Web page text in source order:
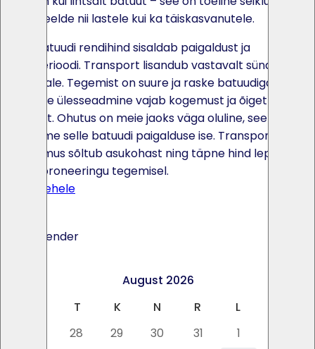
jääb meelde nii lastele kui ka täiskasvanutele.
Selle batuudi rendihind sisaldab paigaldust ja
rendiperioodi. Transport lisandub vastavalt sündmuse
asukohale. Tegemist on suure ja raske batuudiga, mille
turvaline ülesseadmine vajab kogemust ja õiget
tehnikat. Ohutus on meie jaoks väga oluline, seetõttu
teostame selle batuudi paigalduse ise. Transpordi
maksumus sõltub asukohast ning täpne hind lepitakse
kokku broneeringu tegemisel.
Toote lehele
Ava kalender
August 2026
T K N R L
28 29 30 31 1